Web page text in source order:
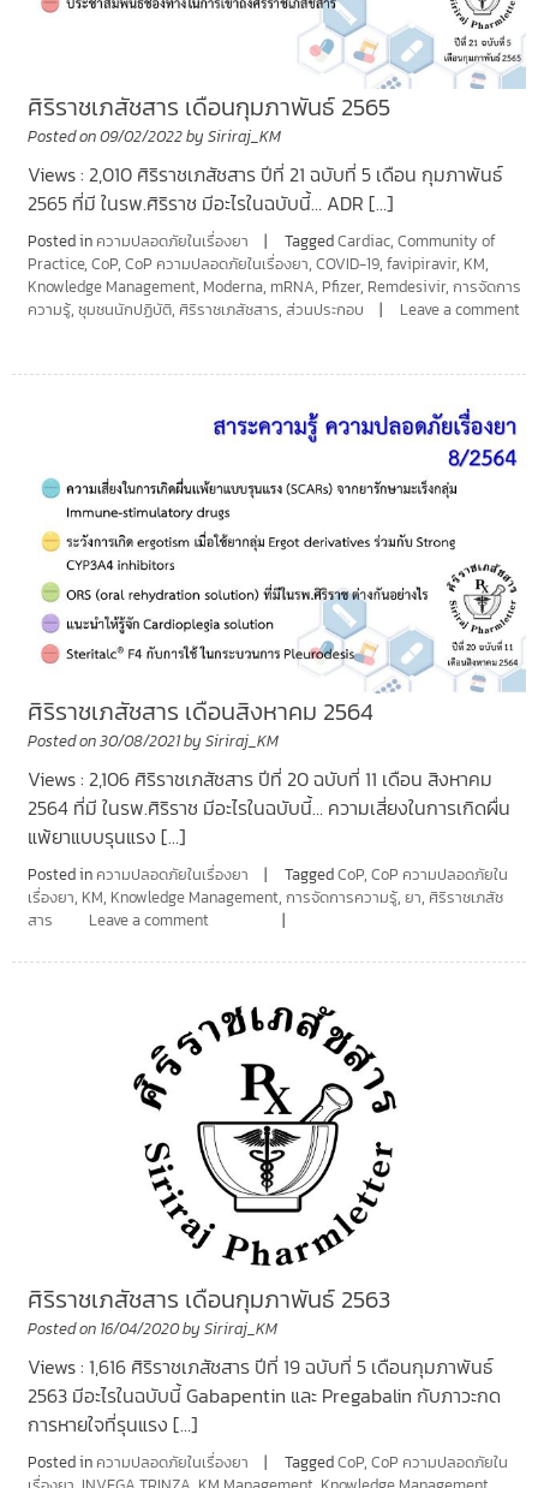
ศิริราชเภสัชสาร เดือนกุมภาพันธ์ 2565
Posted on09/02/2022by Siriraj_KM
Views : 2,010 ศิริราชเภสัชสาร ปีที่ 21 ฉบับที่ 5 เดือน กุมภาพันธ์
2565 ที่มี ในรพ.ศิริราช มีอะไรในฉบับนี้… ADR […]
Posted in ความปลอดภัยในเรื่องยา TaggedCardiac, Community of
Practice, CoP, CoP ความปลอดภัยในเรื่องยา, COVID-19, favipiravir, KM,
Knowledge Management, Moderna, mRNA, Pfizer, Remdesivir, การจัดการ
ความรู้, ชุมชนนักปฏิบัติ, ศิริราชเภสัชสาร, ส่วนประกอบ Leave a comment
ศิริราชเภสัชสาร เดือนสิงหาคม 2564
Posted on30/08/2021by Siriraj_KM
Views : 2,106 ศิริราชเภสัชสาร ปีที่ 20 ฉบับที่ 11 เดือน สิงหาคม
2564 ที่มี ในรพ.ศิริราช มีอะไรในฉบับนี้… ความเสี่ยงในการเกิดผื่น
แพ้ยาแบบรุนแรง […]
Posted in ความปลอดภัยในเรื่องยา TaggedCoP, CoP ความปลอดภัยใน
เรื่องยา, KM, Knowledge Management, การจัดการความรู้, ยา, ศิริราชเภสัช
สาร
Leave a comment
ศิริราชเภสัชสาร เดือนกุมภาพันธ์ 2563
Posted on 16/04/2020by Siriraj_KM
Views : 1,616 ศิริราชเภสัชสาร ปีที่ 19 ฉบับที่ 5 เดือนกุมภาพันธ์
2563 มีอะไรในฉบับนี้ Gabapentin และ Pregabalin กับภาวะกด
การหายใจที่รุนแรง […]
Posted in ความปลอดภัยในเรื่องยา TaggedCoP, CoP ความปลอดภัยใน